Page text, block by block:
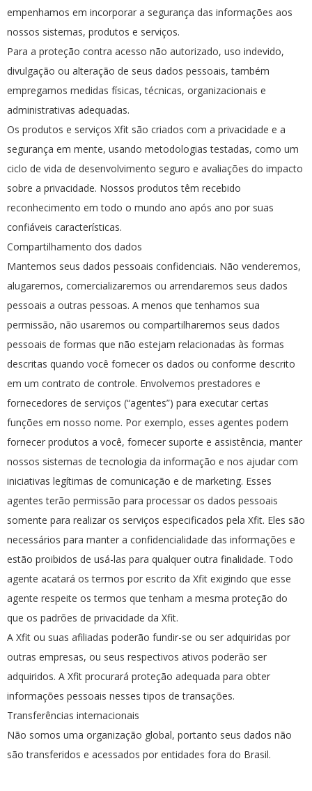
empenhamos em incorporar a segurança das informações aos
nossos sistemas, produtos e serviços.
Para a proteção contra acesso não autorizado, uso indevido,
divulgação ou alteração de seus dados pessoais, também
empregamos medidas físicas, técnicas, organizacionais e
administrativas adequadas.
Os produtos e serviços Xfit são criados com a privacidade e a
segurança em mente, usando metodologias testadas, como um
ciclo de vida de desenvolvimento seguro e avaliações do impacto
sobre a privacidade. Nossos produtos têm recebido
reconhecimento em todo o mundo ano após ano por suas
confiáveis características.
Compartilhamento dos dados
Mantemos seus dados pessoais confidenciais. Não venderemos,
alugaremos, comercializaremos ou arrendaremos seus dados
pessoais a outras pessoas. A menos que tenhamos sua
permissão, não usaremos ou compartilharemos seus dados
pessoais de formas que não estejam relacionadas às formas
descritas quando você fornecer os dados ou conforme descrito
em um contrato de controle. Envolvemos prestadores e
fornecedores de serviços (“agentes”) para executar certas
funções em nosso nome. Por exemplo, esses agentes podem
fornecer produtos a você, fornecer suporte e assistência, manter
nossos sistemas de tecnologia da informação e nos ajudar com
iniciativas legítimas de comunicação e de marketing. Esses
agentes terão permissão para processar os dados pessoais
somente para realizar os serviços especificados pela Xfit. Eles são
necessários para manter a confidencialidade das informações e
estão proibidos de usá-las para qualquer outra finalidade. Todo
agente acatará os termos por escrito da Xfit exigindo que esse
agente respeite os termos que tenham a mesma proteção do
que os padrões de privacidade da Xfit.
A Xfit ou suas afiliadas poderão fundir-se ou ser adquiridas por
outras empresas, ou seus respectivos ativos poderão ser
adquiridos. A Xfit procurará proteção adequada para obter
informações pessoais nesses tipos de transações.
Transferências internacionais
Não somos uma organização global, portanto seus dados não
são transferidos e acessados por entidades fora do Brasil.